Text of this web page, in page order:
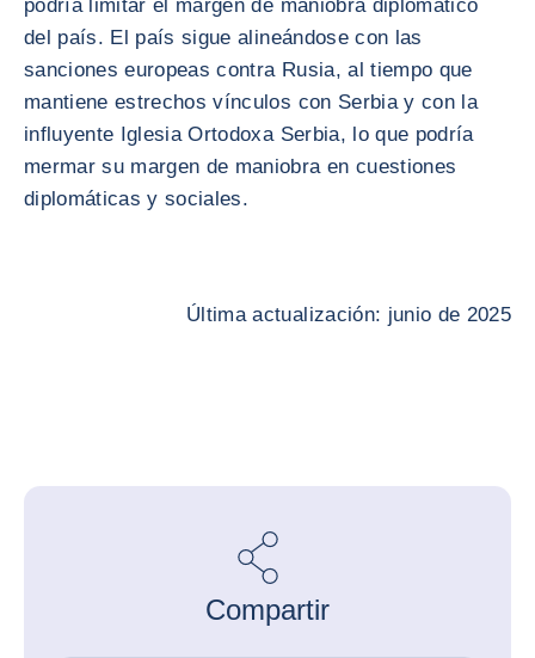
podría limitar el margen de maniobra diplomático
del país. El país sigue alineándose con las
sanciones europeas contra Rusia, al tiempo que
mantiene estrechos vínculos con Serbia y con la
influyente Iglesia Ortodoxa Serbia, lo que podría
mermar su margen de maniobra en cuestiones
diplomáticas y sociales.
Última actualización: junio de 2025
Compartir